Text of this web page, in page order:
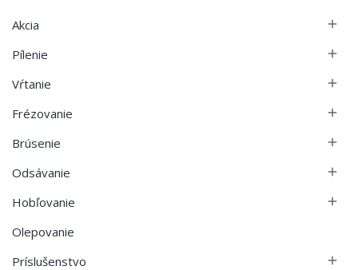
Akcia 
Pílenie 
Vŕtanie 
Frézovanie 
Brúsenie 
Odsávanie 
Hobľovanie 
Olepovanie
Príslušenstvo
